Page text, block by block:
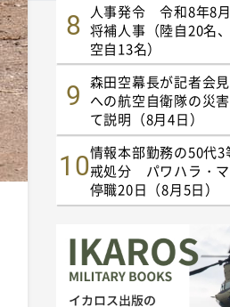
人事発令 令和8年8月
将補人事（陸自20名、
空自13名）
森田空幕長が記者会
への航空自衛隊の災
て説明（8月4日）
情報本部勤務の50代3
戒処分 パワハラ・
停職20日（8月5日）